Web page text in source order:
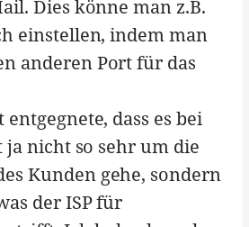
Dies könne man z.B.
einstellen, indem man
anderen Port für das
dass es bei
nicht so sehr um die
Kunden gehe, sondern
der ISP für